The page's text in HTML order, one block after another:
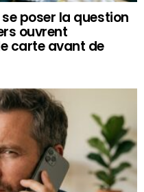
poser la question
ouvrent
carte avant de